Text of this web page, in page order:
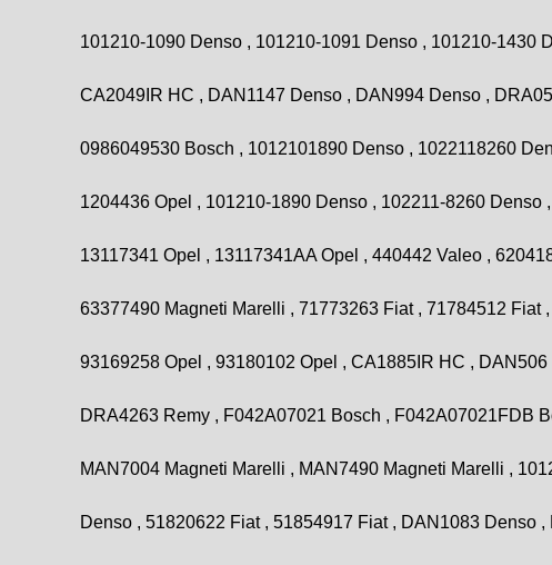
101210-1090 Denso , 101210-1091 Denso , 101210-1430
CA2049IR HC , DAN1147 Denso , DAN994 Denso ,
0986049530 Bosch , 1012101890 Denso , 1022118260
1204436 Opel , 101210-1890 Denso , 102211-8260
13117341 Opel , 13117341AA Opel , 440442 Valeo ,
63377490 Magneti Marelli , 71773263 Fiat , 71784512
93169258 Opel , 93180102 Opel , CA1885IR HC ,
DRA4263 Remy , F042A07021 Bosch , F042A07021FDB
MAN7004 Magneti Marelli , MAN7490 Magneti Marelli ,
Denso , 51820622 Fiat , 51854917 Fiat , DAN1083 Denso